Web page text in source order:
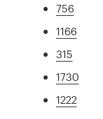
756
1166
315
1730
1222